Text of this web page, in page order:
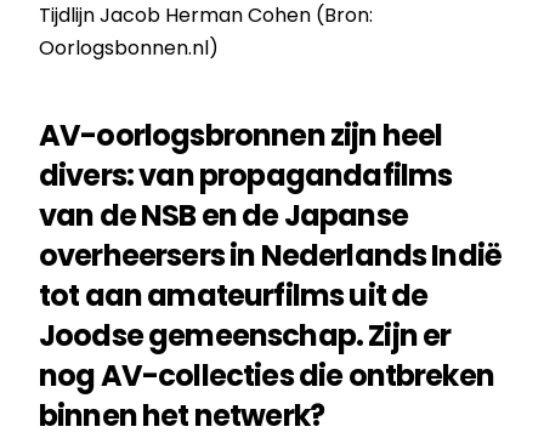
Tijdlijn Jacob Herman Cohen (Bron:
Oorlogsbonnen.nl)
AV-oorlogsbronnen zijn heel
divers: van propagandafilms
van de NSB en de Japanse
overheersers in Nederlands Indië
tot aan amateurfilms uit de
Joodse gemeenschap. Zijn er
nog AV-collecties die ontbreken
binnen het netwerk?